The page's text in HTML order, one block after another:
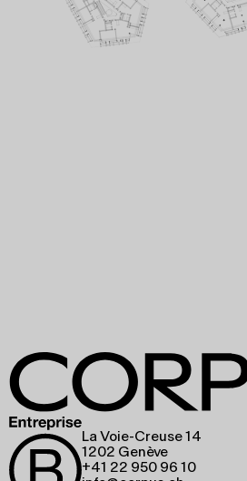
La Voie-Creuse 14
1202 Genève
+41 22 950 96 10